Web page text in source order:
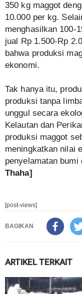
350 kg maggot
10.000 per kg.
menghasilkan 100-
jual Rp 1.500-Rp
bahwa produksi
ekonomi.
Tak hanya itu,
produksi tanpa
unggul secara
Kelautan dan
produksi maggot
meningkatkan nilai
penyelamatan
Thaha]
[post-views]
BAGIKAN
ARTIKEL TERKAIT